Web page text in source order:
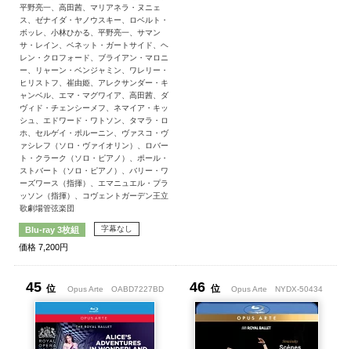
平野亮一、高田茜、マリアネラ・ヌニェ
ス、ゼナイダ・ヤノウスキー、ロベルト・
ボッレ、小林ひかる、平野亮一、サマン
サ・レイン、ベネット・ガートサイド、ヘ
レン・クロフォード、ブライアン・マロニ
ー、リャーン・ベンジャミン、ワレリー・
ヒリストフ、崔由姫、アレクサンダー・キ
ャンベル、エマ・マグワイア、高田茜、ダ
ヴィド・チェンシーメフ、ネマイア・キッ
シュ、エドワード・ワトソン、タマラ・ロ
ホ、セルゲイ・ポルーニン、ヴァスコ・ヴ
ァシレフ（ソロ・ヴァイオリン）、ロバー
ト・クラーク（ソロ・ピアノ）、ポール・
ストバート（ソロ・ピアノ）、バリー・ワ
ーズワース（指揮）、エマニュエル・プラ
ッソン（指揮）、コヴェントガーデン王立
歌劇場管弦楽団
Blu-ray 3枚組 字幕なし
価格 7,200円
45 位 Opus Arte OABD7227BD 46 位 Opus Arte NYDX-50434